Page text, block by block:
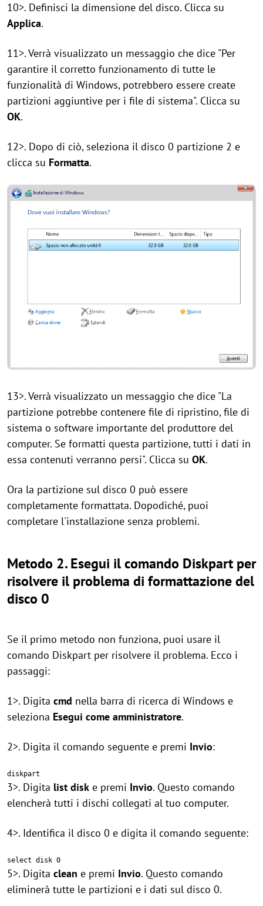
10>. Definisci la dimensione del disco. Clicca su
Applica.
11>. Verrà visualizzato un messaggio che dice "Per
garantire il corretto funzionamento di tutte le
funzionalità di Windows, potrebbero essere create
partizioni aggiuntive per i file di sistema". Clicca su
OK.
12>. Dopo di ciò, seleziona il disco 0 partizione 2 e
clicca su Formatta.
13>. Verrà visualizzato un messaggio che dice "La
partizione potrebbe contenere file di ripristino, file di
sistema o software importante del produttore del
computer. Se formatti questa partizione, tutti i dati in
essa contenuti verranno persi". Clicca su OK.
Ora la partizione sul disco 0 può essere
completamente formattata. Dopodiché, puoi
completare l'installazione senza problemi.
Metodo 2. Esegui il comando Diskpart per
risolvere il problema di formattazione del
disco 0
Se il primo metodo non funziona, puoi usare il
comando Diskpart per risolvere il problema. Ecco i
passaggi:
1>. Digita cmd nella barra di ricerca di Windows e
seleziona Esegui come amministratore.
2>. Digita il comando seguente e premi Invio:
diskpart
3>. Digita list disk e premi Invio. Questo comando
elencherà tutti i dischi collegati al tuo computer.
4>. Identifica il disco 0 e digita il comando seguente:
select disk 0
5>. Digita clean e premi Invio. Questo comando
eliminerà tutte le partizioni e i dati sul disco 0.